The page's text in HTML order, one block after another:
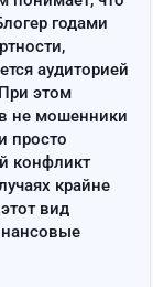
годами
аудиторией
этом
не мошенники
просто
конфликт
крайне
вид